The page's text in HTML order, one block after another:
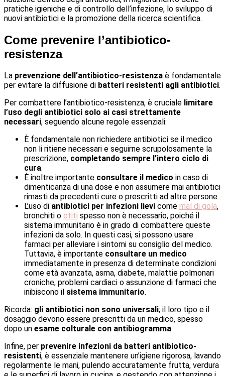
pratiche igieniche e di controllo dell’infezione, lo sviluppo di
nuovi antibiotici e la promozione della ricerca scientifica.
Come prevenire l’antibiotico-
resistenza
La prevenzione dell’antibiotico-resistenza è fondamentale
per evitare la diffusione di batteri resistenti agli antibiotici.
Per combattere l’antibiotico-resistenza, è cruciale limitare
l’uso degli antibiotici solo ai casi strettamente
necessari, seguendo alcune regole essenziali:
È fondamentale non richiedere antibiotici se il medico
non li ritiene necessari e seguirne scrupolosamente la
prescrizione, completando sempre l’intero ciclo di
cura.
È inoltre importante consultare il medico in caso di
dimenticanza di una dose e non assumere mai antibiotici
rimasti da precedenti cure o prescritti ad altre persone.
L’uso di antibiotici per infezioni lievi come mal di gola,
bronchiti o otiti spesso non è necessario, poiché il
sistema immunitario è in grado di combattere queste
infezioni da solo. In questi casi, si possono usare
farmaci per alleviare i sintomi su consiglio del medico.
Tuttavia, è importante consultare un medico
immediatamente in presenza di determinate condizioni
come età avanzata, asma, diabete, malattie polmonari
croniche, problemi cardiaci o assunzione di farmaci che
inibiscono il sistema immunitario.
Ricorda: gli antibiotici non sono universali; il loro tipo e il
dosaggio devono essere prescritti da un medico, spesso
dopo un esame colturale con antibiogramma.
Infine, per prevenire infezioni da batteri antibiotico-
resistenti, è essenziale mantenere un’igiene rigorosa, lavando
regolarmente le mani, pulendo accuratamente frutta, verdura